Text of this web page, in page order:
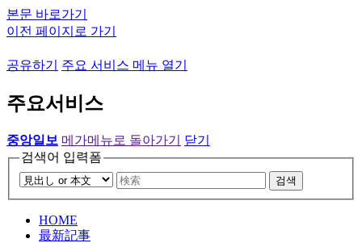
본문 바로가기
이전 페이지로 가기
공유하기 주요 서비스 메뉴 열기
주요서비스
중앙일보 메가메뉴로 돌아가기
닫기
검색어 입력폼
검색
HOME
最新記事